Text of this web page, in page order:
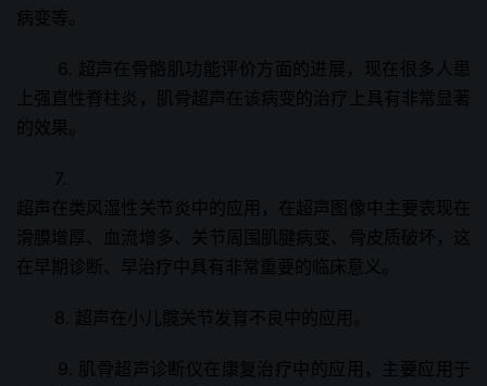
病变等。
6. 超声在骨骼肌功能评价方面的进展，现在很多人患
上强直性脊柱炎，肌骨超声在该病变的治疗上具有非常显著
的效果。
7.
超声在类风湿性关节炎中的应用，在超声图像中主要表现在
滑膜增厚、血流增多、关节周围肌腱病变、骨皮质破坏，这
在早期诊断、早治疗中具有非常重要的临床意义。
8. 超声在小儿髋关节发育不良中的应用。
9. 肌骨超声诊断仪在康复治疗中的应用，主要应用于